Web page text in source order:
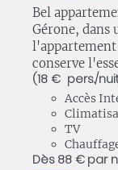
Bel
Gérone, dans
conserve
(18 € pers./
Accès
TV
Dès 88 € par